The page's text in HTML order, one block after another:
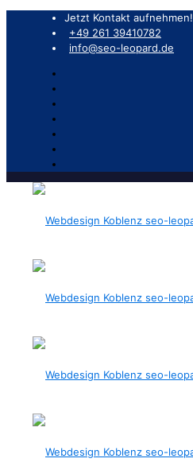
Jetzt Kontakt aufnehmen!
+49 261 39410782
info@seo-leopard.de